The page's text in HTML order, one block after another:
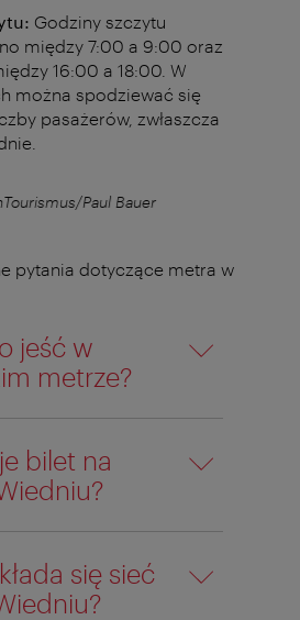
Godziny szczytu
między 7:00 a 9:00 oraz
16:00 a 18:00. W
można spodziewać się
pasażerów, zwłaszcza
Paul Bauer
pytania dotyczące metra w
jeść w
metrze?
bilet na
się sieć